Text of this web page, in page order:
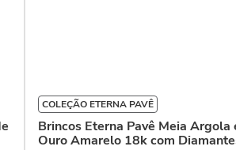
COLEÇÃO ETERNA PAVÊ
Brincos Eterna Pavê Meia Argola
Ouro Amarelo 18k com